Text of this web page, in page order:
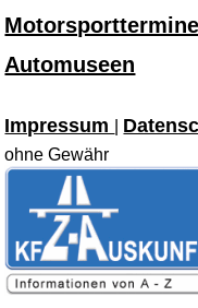
Motorsporttermine
Automuseen
Impressum
ohne Gewähr